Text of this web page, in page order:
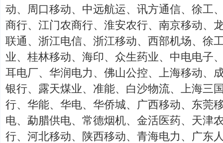
动、周口移动、中远航运、讯方通信、徐工
商行、江门农商行、淮安农行、南京移动、
联通、浙江电信、浙江移动、西部机场、徐
业、桂林移动、海印、众生药业、中电电子
耳电厂、华润电力、佛山公控、上海移动、
银行、露天煤业、准能、白沙物流、上海三
行、华能、华电、华侨城、广西移动、东莞
电、勐腊供电、常德烟机、金活医药、天津
行、河北移动、陕西移动、青海电力、广东